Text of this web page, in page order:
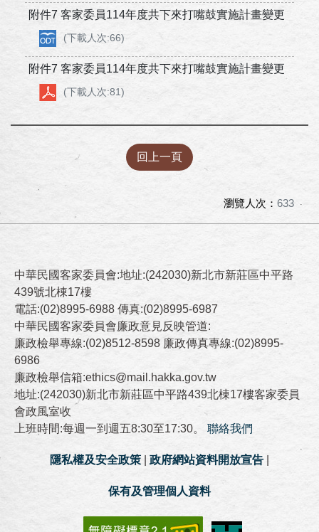
附件7 客家委員114年度共下來打嘴鼓實施計畫變更
(下載人次:66)
附件7 客家委員114年度共下來打嘴鼓實施計畫變更
(下載人次:81)
回上一頁
瀏覽人次： 633
中華民國客家委員會:地址:(242030)新北市新莊區中平路
439號北棟17樓
電話:(02)8995-6988 傳真:(02)8995-6987
中華民國客家委員會廉政意見反映管道:
廉政檢舉專線:(02)8512-8598 廉政傳真專線:(02)8995-
6986
廉政檢舉信箱:ethics@mail.hakka.gov.tw
地址:(242030)新北市新莊區中平路439北棟17樓客家委員
會政風室收
上班時間:每週一到週五8:30至17:30。 聯絡我們
隱私權及安全政策 政府網站資料開放宣告
保有及管理個人資料